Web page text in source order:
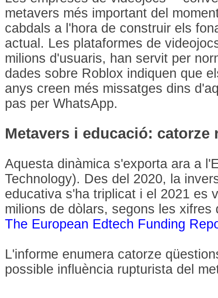
metavers més important del
cabdals a l'hora de construir els
actual. Les plataformes de
milions d'usuaris, han servit per
dades sobre Roblox indiquen que
anys creen més missatges dins
pas per WhatsApp.
Metavers i educació: catorze
Aquesta dinàmica s'exporta ara a
Technology). Des del 2020, la
educativa s'ha triplicat i el 2021 es
milions de dòlars, segons les xifres
The European Edtech Funding
L'informe enumera catorze
possible influència rupturista del